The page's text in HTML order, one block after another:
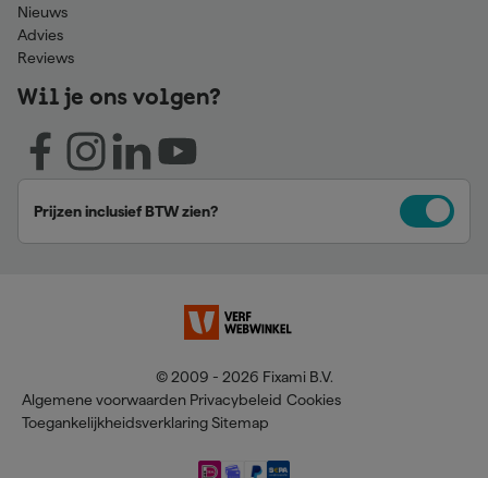
Nieuws
Advies
Reviews
Wil je ons volgen?
Prijzen inclusief BTW zien?
© 2009 - 2026 Fixami B.V.
Algemene voorwaarden Privacybeleid Cookies
Toegankelijkheidsverklaring Sitemap